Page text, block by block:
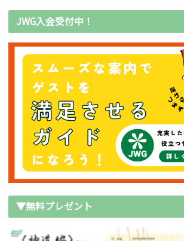
JWG入会受付中！
▼無料プレゼント